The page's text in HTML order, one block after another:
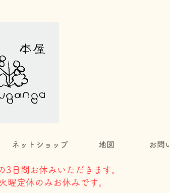
ネットショップ 地図 お問
3日間お休みいただきます。
曜定休のみお休みです。